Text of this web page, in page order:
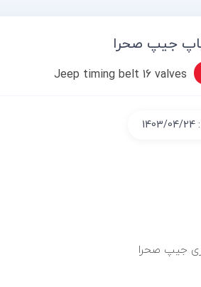
Jeep timing belt 16 valves
جیپ صحرا